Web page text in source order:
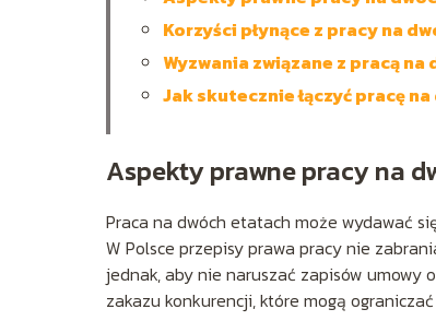
Korzyści płynące z pracy na
Wyzwania związane z pracą
Jak skutecznie łączyć pracę
Aspekty prawne pracy na
Praca na dwóch etatach może wydawać
W Polsce przepisy prawa pracy nie
jednak, aby nie naruszać zapisów umowy
zakazu konkurencji, które mogą